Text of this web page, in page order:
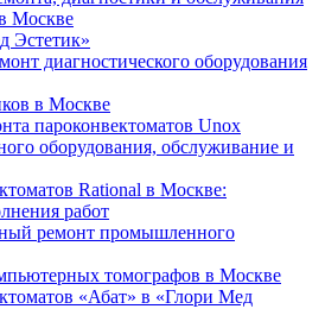
Москве
Эстетик»
диагностического оборудования
в Москве
пароконвектоматов Unox
оборудования, обслуживание и
Rational в Москве:
работ
ремонт промышленного
томографов в Москве
«Абат» в «Глори Мед